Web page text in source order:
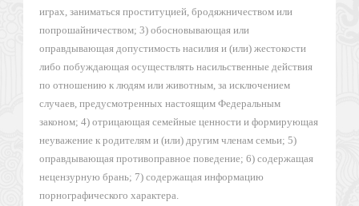
играх, заниматься проституцией, бродяжничеством или
попрошайничеством; 3) обосновывающая или
оправдывающая допустимость насилия и (или) жестокости
либо побуждающая осуществлять насильственные действия
по отношению к людям или животным, за исключением
случаев, предусмотренных настоящим Федеральным
законом; 4) отрицающая семейные ценности и формирующая
неуважение к родителям и (или) другим членам семьи; 5)
оправдывающая противоправное поведение; 6) содержащая
нецензурную брань; 7) содержащая информацию
порнографического характера.